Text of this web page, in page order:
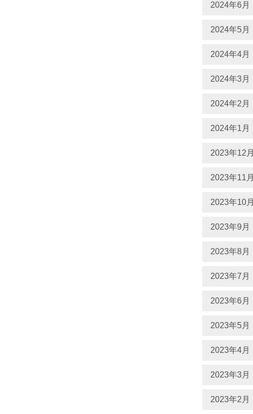
2024年6月
2024年5月
2024年4月
2024年3月
2024年2月
2024年1月
2023年12月
2023年11月
2023年10月
2023年9月
2023年8月
2023年7月
2023年6月
2023年5月
2023年4月
2023年3月
2023年2月